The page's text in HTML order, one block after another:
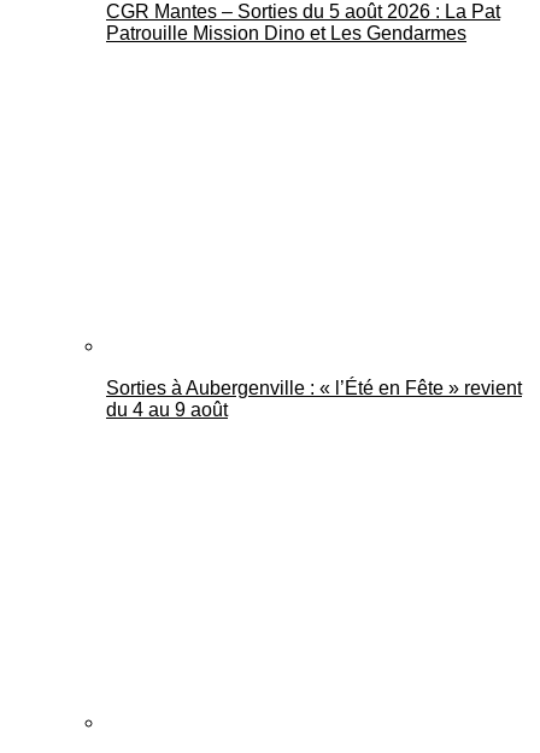
CGR Mantes – Sorties du 5 août 2026 : La Pat
Patrouille Mission Dino et Les Gendarmes
Sorties à Aubergenville : « l’Été en Fête » revient
du 4 au 9 août